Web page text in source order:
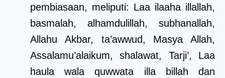
pembiasaan, meliputi: Laa ilaaha illallah,
basmalah, alhamdulillah, subhanallah,
Allahu Akbar, ta’awwud, Masya Allah,
Assalamu’alaikum, shalawat, Tarji’, Laa
haula wala quwwata illa billah dan